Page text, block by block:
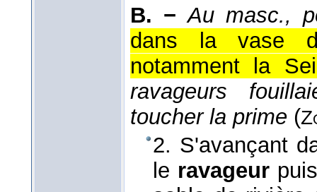
B. − Au masc.,
dans la vase
notamment la
ravageurs
toucher la prime (
2. S'avançant
le ravageur